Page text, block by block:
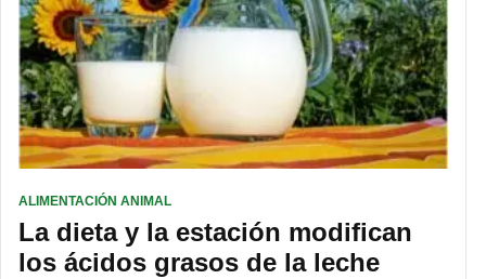
ALIMENTACIÓN ANIMAL
La dieta y la estación modifican
los ácidos grasos de la leche